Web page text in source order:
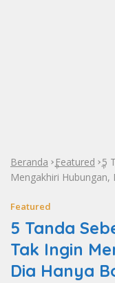
Beranda »Featured »
5
Mengakhiri Hubungan,
Featured
5 Tanda
Tak Ingin
Dia Hanya